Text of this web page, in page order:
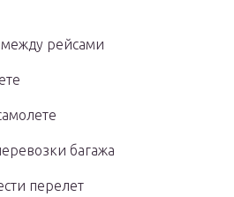
рейсами
багажа
перелет